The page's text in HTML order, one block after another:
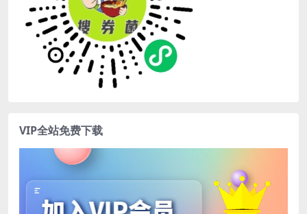
VIP全站免费下载